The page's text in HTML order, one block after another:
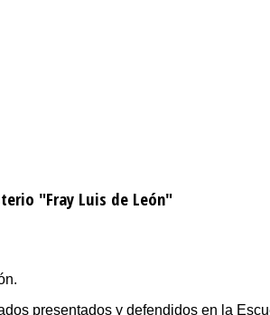
"Fray Luis de León"
presentados y defendidos en la